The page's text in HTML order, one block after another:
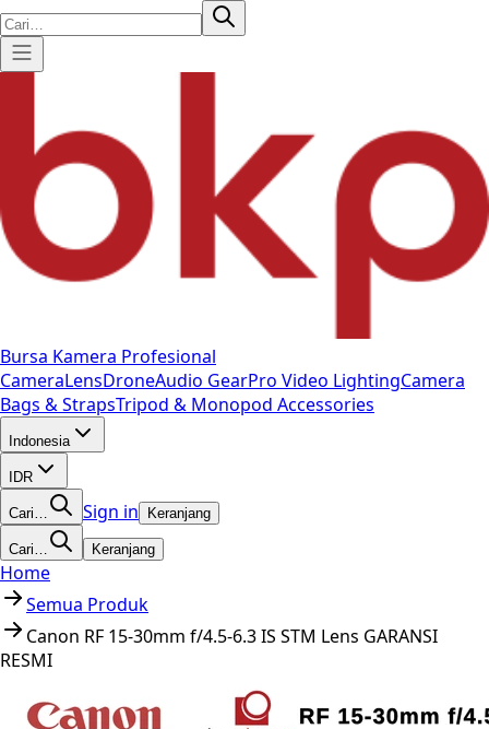
Bursa Kamera Profesional
CameraLensDroneAudio GearPro Video LightingCamera
Bags & StrapsTripod & Monopod Accessories
Indonesia
IDR
Cari… Sign in Keranjang
Cari… Keranjang
Home
Semua Produk
Canon RF 15-30mm f/4.5-6.3 IS STM Lens GARANSI
RESMI